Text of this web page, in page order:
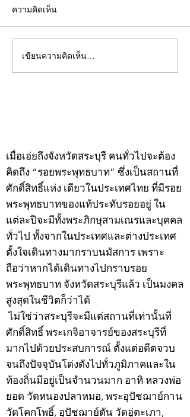
คอลัมน์"จับชีพจรวงการ
พระ"ประจำพุธที่ 29
ความคิดเห็น
เขียนความคิดเห็น…
เมื่อเอ่ยถึงจังหวัดสระบุรี คนทั่วไปจะต้อง
คิดถึง “รอยพระพุทธบาท” ซึ่งเป็นสถานที่
ศักดิ์สิทธิ์แห่ง เดียวในประเทศไทย ที่มีรอย
พระพุทธบาทของแท้ประทับรอยอยู่ ใน
แต่ละปีจะมีทั้งพระภิกษุสามเณรและบุคคล
ทั่วไป ทั้งจากในประเทศและต่างประเทศ
ตั้งใจเดินทางมากราบนมัสการ เพราะ
ถือว่าหากได้เดินทางไปกราบรอย
พระพุทธบาท จังหวัดสระบุรีแล้ว เป็นมงคล
สูงสุดในชีวิตก็ว่าได้
ไม่ใช่ว่าสระบุรีจะมีแต่สถานที่เท่านั้นที่
ศักดิ์สิทธิ์ พระเกจิอาจารย์ของสระบุรีที่
มากไปด้วยประสบการณ์ ตั้งแต่อดีตจวบ
จนถึงปัจจุบันโด่งดังไปทั่วภูมิภาคและใน
ท้องถิ่นมีอยู่เป็นจำนวนมาก อาทิ หลวงพ่อ
ยอด วัดหนองปลาหมอ, พระอุปัชฌาย์กาน
วัดโคกโพธิ์, อุปัชฌาย์ตัน วัดอู่ตะเภา,